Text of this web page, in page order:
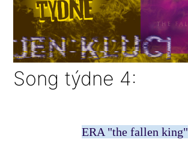
Song týdne 4:
ERA "the fallen king"